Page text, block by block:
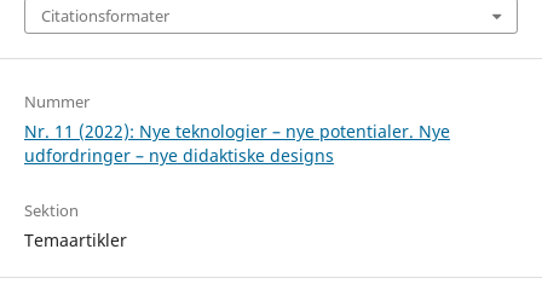
Citationsformater
Nummer
Nr. 11 (2022): Nye teknologier – nye potentialer. Nye
udfordringer – nye didaktiske designs
Sektion
Temaartikler